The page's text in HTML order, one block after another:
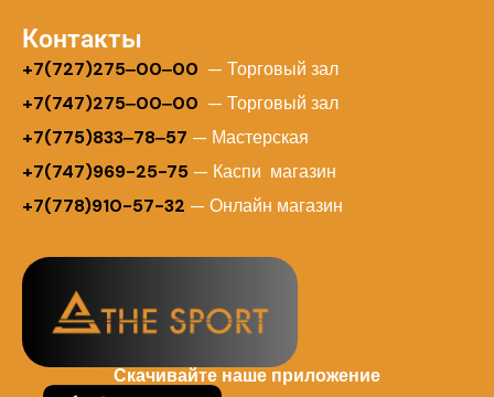
Контакты
+7(727)275‒00‒00 — Торговый зал
+7(747)275‒00‒00 — Торговый зал
+7(775)833‒78‒57 — Мастерская
+7(747)969-25-75 — Каспи магазин
+7(778)910-57-32 — Онлайн магазин
Скачивайте наше приложение